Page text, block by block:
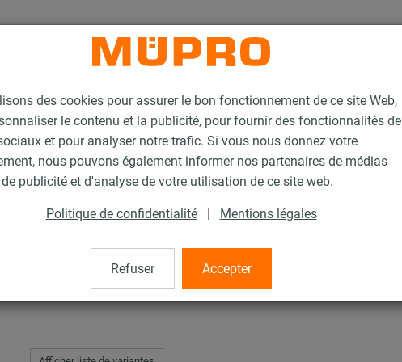
des cookies pour assurer le bon fonctionnement de ce site Web,
le contenu et la publicité, pour fournir des fonctionnalités de
et pour analyser notre trafic. Si vous nous donnez votre
nous pouvons également informer nos partenaires de médias
publicité et d'analyse de votre utilisation de ce site web.
Politique de confidentialité | Mentions légales
Refuser Accepter
pour la fixation de sprinklers Collier poire de type EHS
EHS